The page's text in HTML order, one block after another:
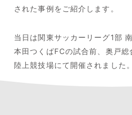
された事例をご紹介します。
当日は関東サッカーリーグ1部
本田つくばFCの試合前、奥戸総
陸上競技場にて開催されました。